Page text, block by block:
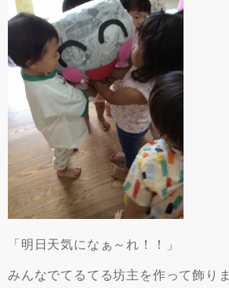
「明日天気になぁ～れ！！」
みんなでてるてる坊主を作って飾り